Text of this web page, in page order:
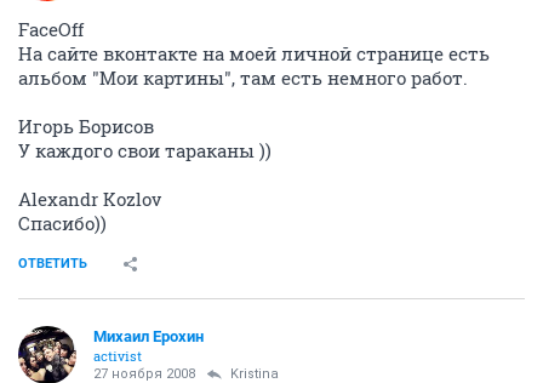
FaceOff
На сайте вконтакте на моей личной странице есть
альбом "Мои картины", там есть немного работ.
Игорь Борисов
У каждого свои тараканы ))
Alexandr Kozlov
Спасибо))
ОТВЕТИТЬ
Михаил Ерохин
activist
27 ноября 2008 Kristina